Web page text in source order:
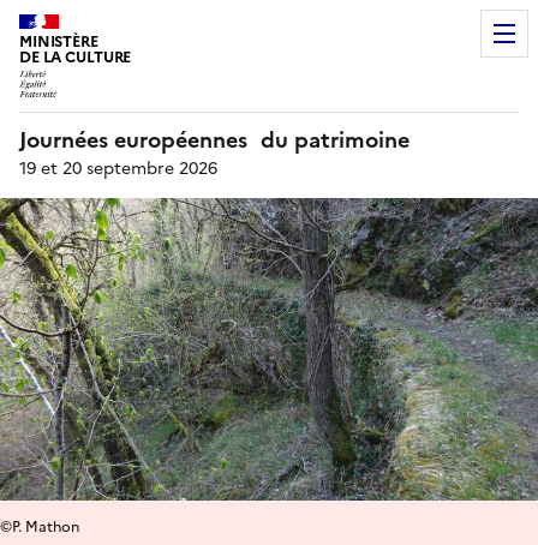
MINISTÈRE
DE LA CULTURE
Journées européennes du patrimoine
19 et 20 septembre 2026
©P. Mathon